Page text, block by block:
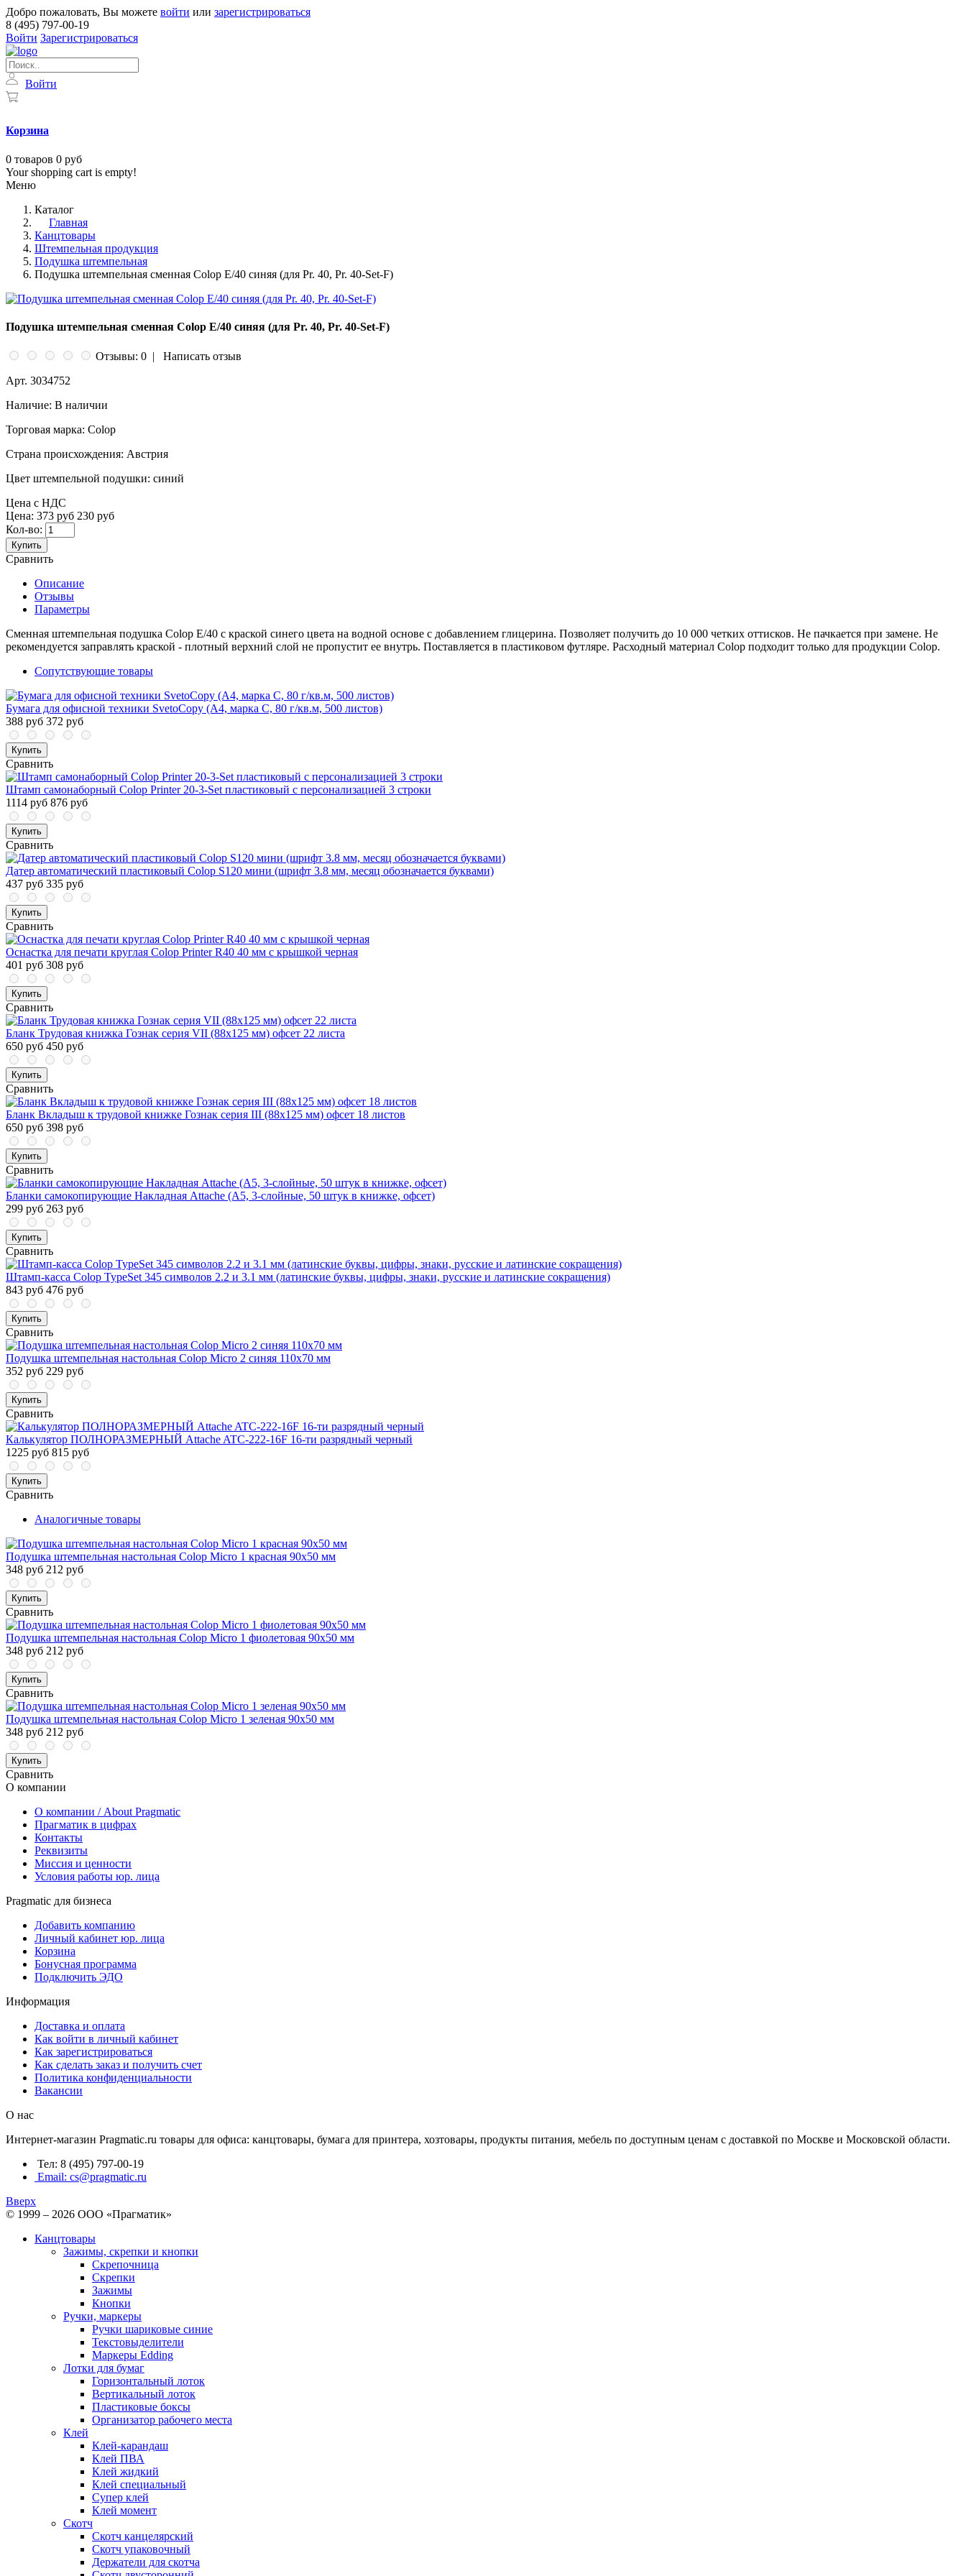
Добро пожаловать, Вы можете войти или зарегистрироваться
8 (495) 797-00-19
Войти Зарегистрироваться
Войти
Корзина
0 товаров 0 руб
Your shopping cart is empty!
Меню
Каталог
Главная
Канцтовары
Штемпельная продукция
Подушка штемпельная
Подушка штемпельная сменная Colop E/40 синяя (для Pr. 40, Pr. 40-Set-F)
Подушка штемпельная сменная Colop E/40 синяя (для Pr. 40, Pr. 40-Set-F)
Отзывы: 0 |
Написать отзыв
Арт. 3034752
Наличие: В наличии
Торговая марка: Colop
Страна происхождения: Австрия
Цвет штемпельной подушки: синий
Цена с НДС
Цена: 373 руб 230 руб
Кол-во:
Купить
Сравнить
Описание
Отзывы
Параметры
Сменная штемпельная подушка Colop E/40 с краской синего цвета на водной основе с добавлением глицерина. Позволяет получить до 10 000 четких оттисков. Не пачкается при замене. Не
рекомендуется заправлять краской - плотный верхний слой не пропустит ее внутрь. Поставляется в пластиковом футляре. Расходный материал Colop подходит только для продукции Colop.
Сопутствующие товары
Бумага для офисной техники SvetoCopy (A4, марка C, 80 г/кв.м, 500 листов)
388 руб 372 руб
Купить
Сравнить
Штамп самонаборный Colop Printer 20-3-Set пластиковый с персонализацией 3 строки
1114 руб 876 руб
Купить
Сравнить
Датер автоматический пластиковый Colop S120 мини (шрифт 3.8 мм, месяц обозначается буквами)
437 руб 335 руб
Купить
Сравнить
Оснастка для печати круглая Colop Printer R40 40 мм с крышкой черная
401 руб 308 руб
Купить
Сравнить
Бланк Трудовая книжка Гознак серия VII (88x125 мм) офсет 22 листа
650 руб 450 руб
Купить
Сравнить
Бланк Вкладыш к трудовой книжке Гознак серия III (88x125 мм) офсет 18 листов
650 руб 398 руб
Купить
Сравнить
Бланки самокопирующие Накладная Attache (A5, 3-слойные, 50 штук в книжке, офсет)
299 руб 263 руб
Купить
Сравнить
Штамп-касса Colop TypeSet 345 символов 2.2 и 3.1 мм (латинские буквы, цифры, знаки, русские и латинские сокращения)
843 руб 476 руб
Купить
Сравнить
Подушка штемпельная настольная Colop Micro 2 синяя 110x70 мм
352 руб 229 руб
Купить
Сравнить
Калькулятор ПОЛНОРАЗМЕРНЫЙ Attache ATC-222-16F 16-ти разрядный черный
1225 руб 815 руб
Купить
Сравнить
Аналогичные товары
Подушка штемпельная настольная Colop Micro 1 красная 90x50 мм
348 руб 212 руб
Купить
Сравнить
Подушка штемпельная настольная Colop Micro 1 фиолетовая 90x50 мм
348 руб 212 руб
Купить
Сравнить
Подушка штемпельная настольная Colop Micro 1 зеленая 90x50 мм
348 руб 212 руб
Купить
Сравнить
О компании
О компании / About Pragmatic
Прагматик в цифрах
Контакты
Реквизиты
Миссия и ценности
Условия работы юр. лица
Pragmatic для бизнеса
Добавить компанию
Личный кабинет юр. лица
Корзина
Бонусная программа
Подключить ЭДО
Информация
Доставка и оплата
Как войти в личный кабинет
Как зарегистрироваться
Как сделать заказ и получить счет
Политика конфиденциальности
Вакансии
О нас
Интернет-магазин Pragmatic.ru товары для офиса: канцтовары, бумага для принтера, хозтовары, продукты питания, мебель по доступным ценам с доставкой по Москве и Московской области.
Тел: 8 (495) 797-00-19
Email: cs@pragmatic.ru
Вверх
© 1999 – 2026 ООО «Прагматик»
Канцтовары
Зажимы, скрепки и кнопки
Скрепочница
Скрепки
Зажимы
Кнопки
Ручки, маркеры
Ручки шариковые синие
Текстовыделители
Маркеры Edding
Лотки для бумаг
Горизонтальный лоток
Вертикальный лоток
Пластиковые боксы
Организатор рабочего места
Клей
Клей-карандаш
Клей ПВА
Клей жидкий
Клей специальный
Супер клей
Клей момент
Скотч
Скотч канцелярский
Скотч упаковочный
Держатели для скотча